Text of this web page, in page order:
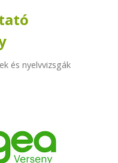
és nyelvvizsgák